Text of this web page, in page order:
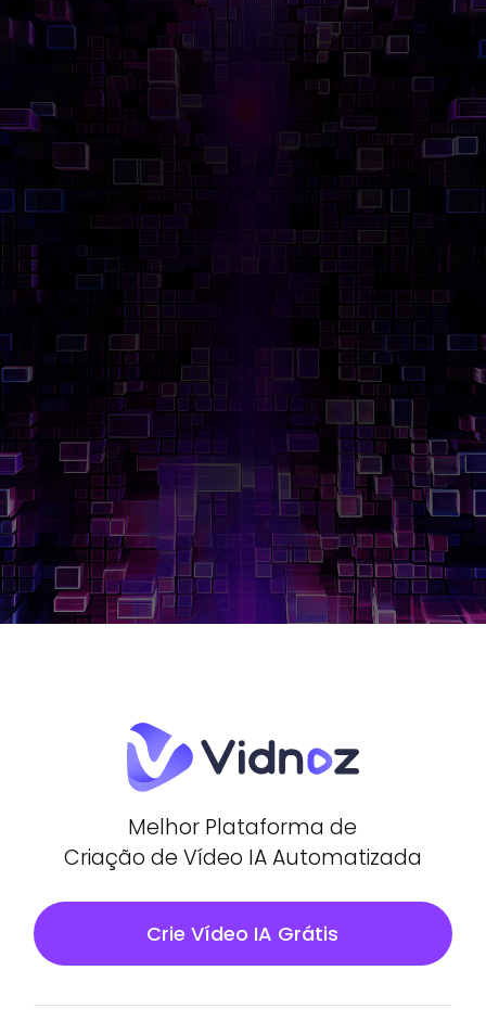
Melhor Plataforma de
Criação de Vídeo IA Automatizada
Crie Vídeo IA Grátis